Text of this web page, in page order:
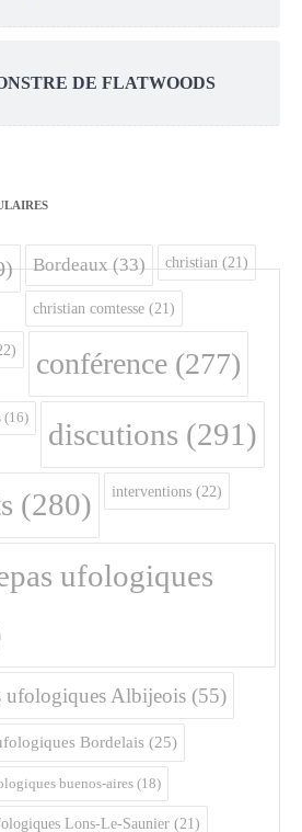
DE FLATWOODS
Bordeaux(33) christian (21)
christian comtesse (21)
conférence (277)
(16) discutions (291)
(280) interventions (22)
ufologiques
ufologiques Albijeois (55)
Bordelais (25)
buenos-aires(18)
Lons-Le-Saunier (21)